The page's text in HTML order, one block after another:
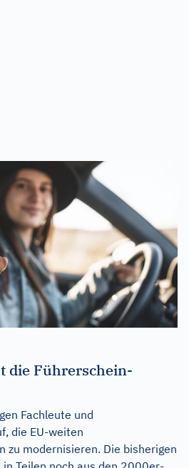
die Führerschein-
Fachleute und
die EU-weiten
zu modernisieren. Die bisherigen